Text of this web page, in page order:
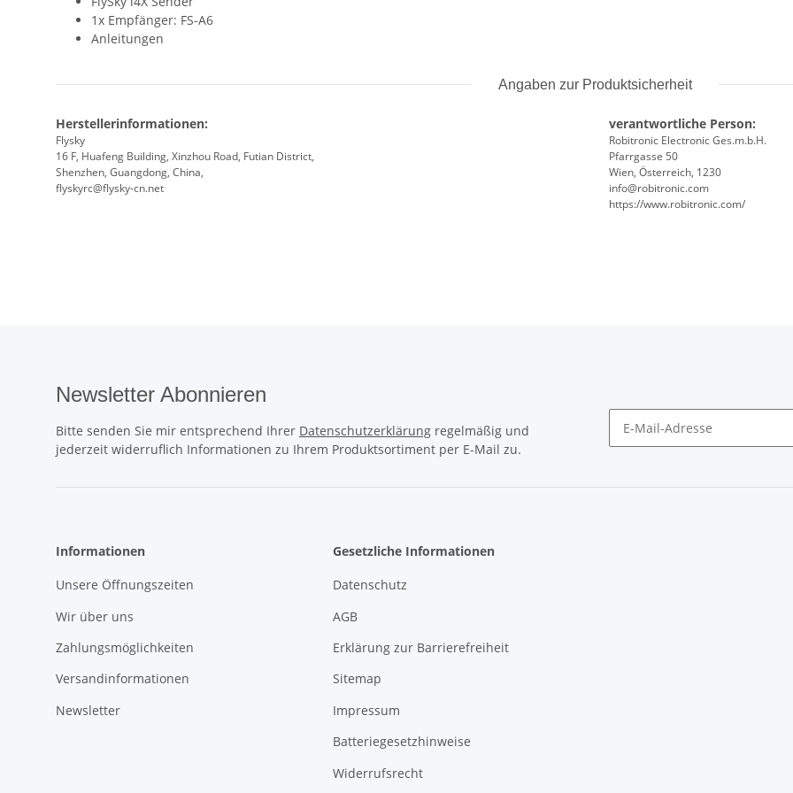
1x Empfänger: FS-A6
Anleitungen
Angaben zur Produktsicherheit
Herstellerinformationen:
Flysky
16 F, Huafeng Building, Xinzhou Road, Futian District,
Shenzhen, Guangdong, China,
flyskyrc@flysky-cn.net
verantwortliche Person:
Robitronic Electronic Ges.m.b.H.
Pfarrgasse 50
Wien, Österreich, 1230
info@robitronic.com
https://www.robitronic.com/
Newsletter Abonnieren
Bitte senden Sie mir entsprechend Ihrer Datenschutzerklärung regelmäßig und
jederzeit widerruflich Informationen zu Ihrem Produktsortiment per E-Mail zu.
Informationen
Unsere Öffnungszeiten
Wir über uns
Zahlungsmöglichkeiten
Versandinformationen
Newsletter
Gesetzliche Informationen
Datenschutz
AGB
Erklärung zur Barrierefreiheit
Sitemap
Impressum
Batteriegesetzhinweise
Widerrufsrecht